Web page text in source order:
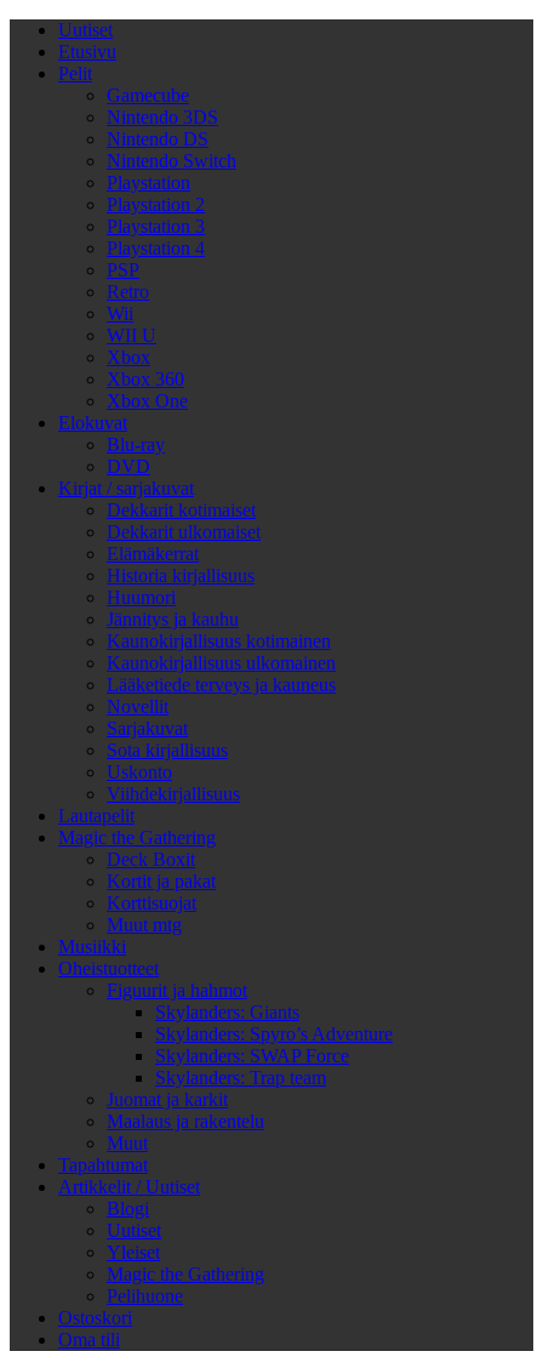
Uutiset
Etusivu
Pelit
Gamecube
Nintendo 3DS
Nintendo DS
Nintendo Switch
Playstation
Playstation 2
Playstation 3
Playstation 4
PSP
Retro
Wii
WII U
Xbox
Xbox 360
Xbox One
Elokuvat
Blu-ray
DVD
Kirjat / sarjakuvat
Dekkarit kotimaiset
Dekkarit ulkomaiset
Elämäkerrat
Historia kirjallisuus
Huumori
Jännitys ja kauhu
Kaunokirjallisuus kotimainen
Kaunokirjallisuus ulkomainen
Lääketiede terveys ja kauneus
Novellit
Sarjakuvat
Sota kirjallisuus
Uskonto
Viihdekirjallisuus
Lautapelit
Magic the Gathering
Deck Boxit
Kortit ja pakat
Korttisuojat
Muut mtg
Musiikki
Oheistuotteet
Figuurit ja hahmot
Skylanders: Giants
Skylanders: Spyro’s Adventure
Skylanders: SWAP Force
Skylanders: Trap team
Juomat ja karkit
Maalaus ja rakentelu
Muut
Tapahtumat
Artikkelit / Uutiset
Blogi
Uutiset
Yleiset
Magic the Gathering
Pelihuone
Ostoskori
Oma tili